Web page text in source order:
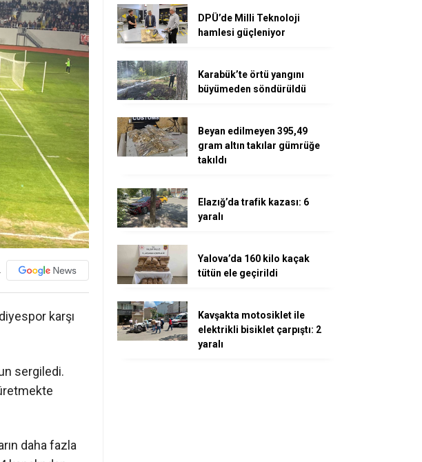
karşı
sergiledi.
daha fazla
DPÜ’de Milli Teknoloji
hamlesi güçleniyor
Karabük’te örtü yangını
büyümeden söndürüldü
Beyan edilmeyen 395,49
gram altın takılar gümrüğe
takıldı
Elazığ’da trafik kazası: 6
yaralı
Yalova’da 160 kilo kaçak
tütün ele geçirildi
Kavşakta motosiklet ile
elektrikli bisiklet çarpıştı: 2
yaralı